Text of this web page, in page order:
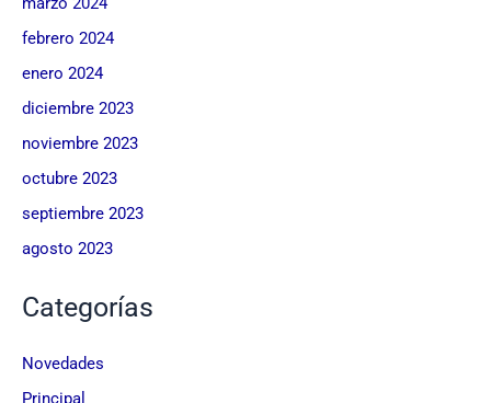
febrero 2024
enero 2024
diciembre 2023
noviembre 2023
octubre 2023
septiembre 2023
agosto 2023
Categorías
Novedades
Principal